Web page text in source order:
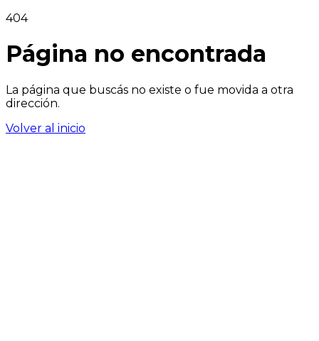
404
Página no encontrada
La página que buscás no existe o fue movida a otra
dirección.
Volver al inicio